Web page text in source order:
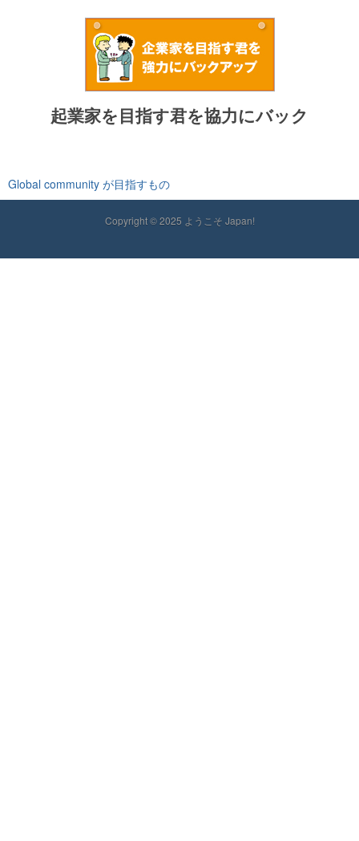
起業家を目指す君を協力にバック
Global community が目指すもの
Copyright © 2025 ようこそ Japan!